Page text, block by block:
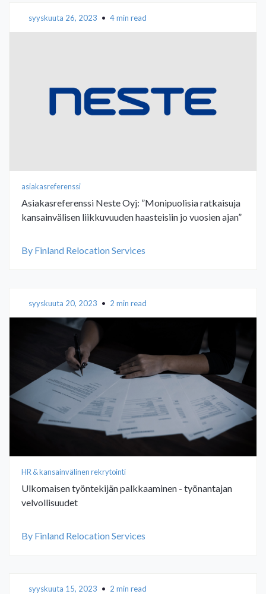
syyskuuta 26, 2023 • 4 min read
asiakasreferenssi
Asiakasreferenssi Neste Oyj: ”Monipuolisia ratkaisuja
kansainvälisen liikkuvuuden haasteisiin jo vuosien ajan”
By Finland Relocation Services
syyskuuta 20, 2023 • 2 min read
HR & kansainvälinen rekrytointi
Ulkomaisen työntekijän palkkaaminen - työnantajan
velvollisuudet
By Finland Relocation Services
syyskuuta 15, 2023 • 2 min read